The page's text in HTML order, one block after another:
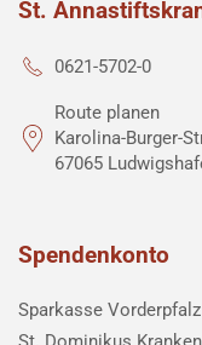
St.
0621-5702-0
Route planen
Karolina-Burger-
67065
Spendenkonto
Sparkasse Vorderpfalz